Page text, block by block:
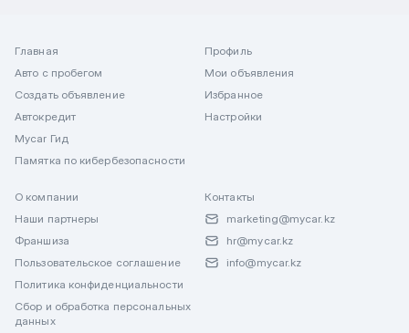
Главная
Авто с пробегом
Создать объявление
Автокредит
Mycar Гид
Памятка по кибербезопасности
Профиль
Мои объявления
Избранное
Настройки
О компании
Наши партнеры
Франшиза
Пользовательское соглашение
Политика конфиденциальности
Сбор и обработка персональных
данных
Контакты
marketing@mycar.kz
hr@mycar.kz
info@mycar.kz